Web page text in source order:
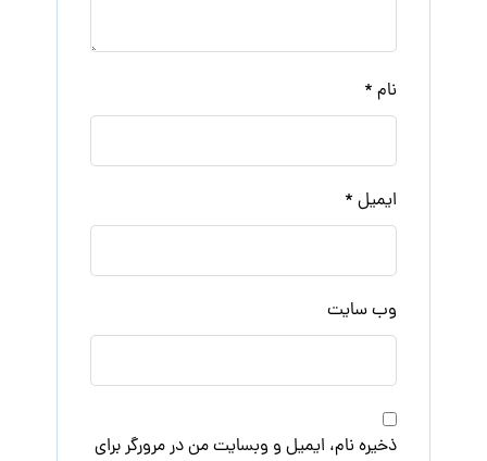
نام *
ایمیل *
وب‌ سایت
ذخیره نام، ایمیل و وبسایت من در مرورگر برای